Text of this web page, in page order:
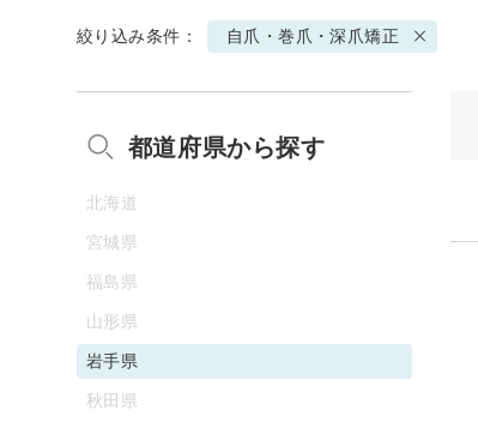
絞り込み条件： 自爪・巻爪・深爪矯正
都道府県から探す
北海道
宮城県
福島県
山形県
岩手県
秋田県